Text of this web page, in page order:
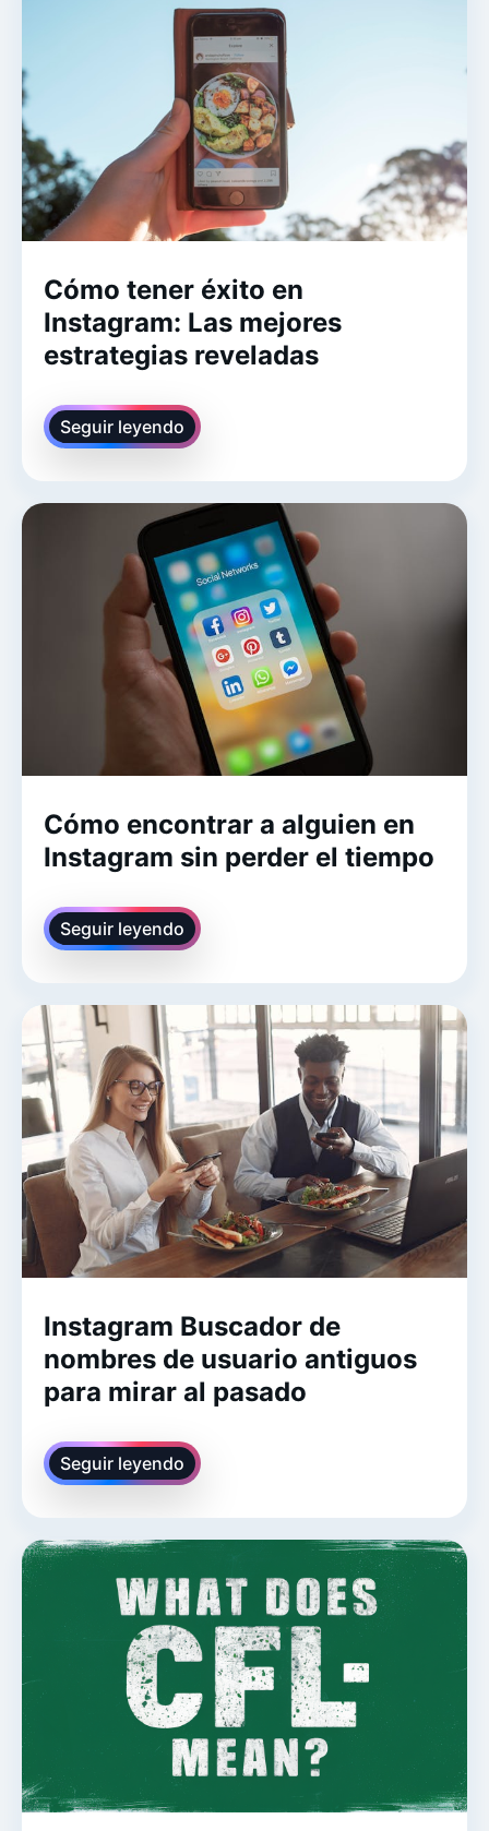
Cómo tener éxito en
Instagram: Las mejores
estrategias reveladas
Seguir leyendo
Cómo encontrar a alguien en
Instagram sin perder el tiempo
Seguir leyendo
Instagram Buscador de
nombres de usuario antiguos
para mirar al pasado
Seguir leyendo